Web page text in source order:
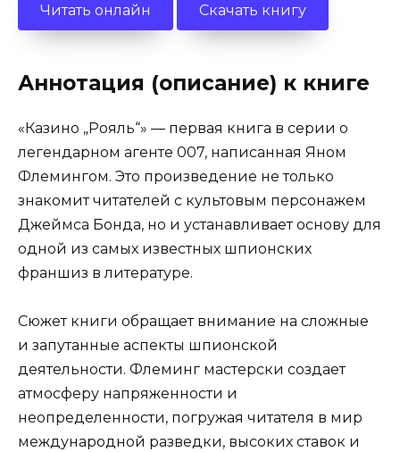
Читать онлайн Скачать книгу
Аннотация (описание) к книге
«Казино „Рояль“» — первая книга в серии о
легендарном агенте 007, написанная Яном
Флемингом. Это произведение не только
знакомит читателей с культовым персонажем
Джеймса Бонда, но и устанавливает основу для
одной из самых известных шпионских
франшиз в литературе.
Сюжет книги обращает внимание на сложные
и запутанные аспекты шпионской
деятельности. Флеминг мастерски создает
атмосферу напряженности и
неопределенности, погружая читателя в мир
международной разведки, высоких ставок и